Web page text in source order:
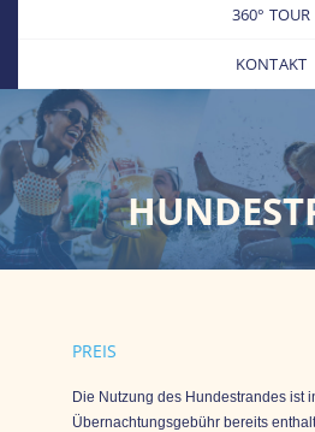
360° TOUR
KONTAKT
PREIS
Die Nutzung des Hundestrandes ist
Übernachtungsgebühr bereits